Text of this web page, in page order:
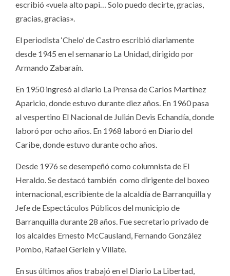
escribió «vuela alto papi… Solo puedo decirte, gracias,
gracias, gracias».
El periodista ‘Chelo’ de Castro escribió diariamente
desde 1945 en el semanario La Unidad, dirigido por
Armando Zabaraín.
En 1950 ingresó al diario La Prensa de Carlos Martínez
Aparicio, donde estuvo durante diez años. En 1960 pasa
al vespertino El Nacional de Julián Devis Echandía, donde
laboró por ocho años. En 1968 laboró en Diario del
Caribe, donde estuvo durante ocho años.
Desde 1976 se desempeñó como columnista de El
Heraldo. Se destacó también como dirigente del boxeo
internacional, escribiente de la alcaldía de Barranquilla y
Jefe de Espectáculos Públicos del municipio de
Barranquilla durante 28 años. Fue secretario privado de
los alcaldes Ernesto McCausland, Fernando González
Pombo, Rafael Gerlein y Villate.
En sus últimos años trabajó en el Diario La Libertad,